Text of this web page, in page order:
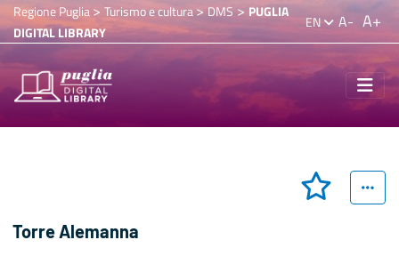
Regione Puglia> Turismo e cultura>DMS > PUGLIA
DIGITAL LIBRARY
EN A- A+
Torre Alemanna